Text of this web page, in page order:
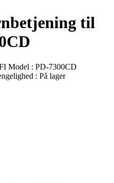
til
Model : PD-7300CD
: På lager